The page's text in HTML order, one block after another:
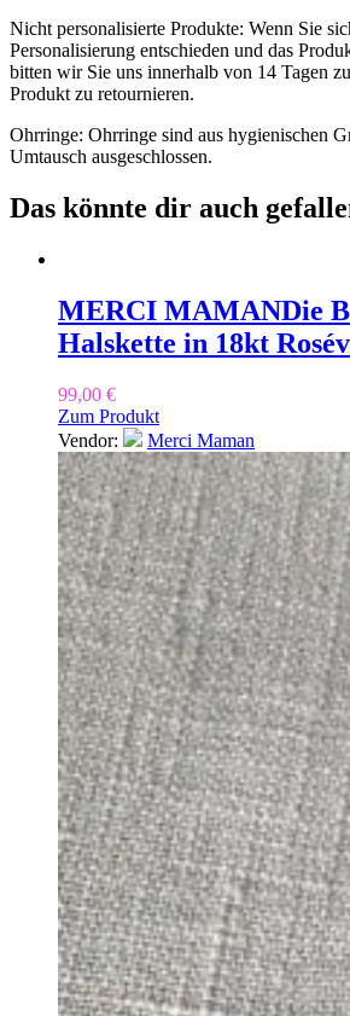
Nicht personalisierte Produkte: Wenn Sie
Personalisierung entschieden und das
bitten wir Sie uns innerhalb von 14 Tagen
Produkt zu retournieren.
Ohrringe: Ohrringe sind aus hygienischen
Umtausch ausgeschlossen.
Das könnte dir auch
MERCI MAMANDie
Halskette in 18kt
99,00 €
Zum Produkt
Vendor:
Merci Maman